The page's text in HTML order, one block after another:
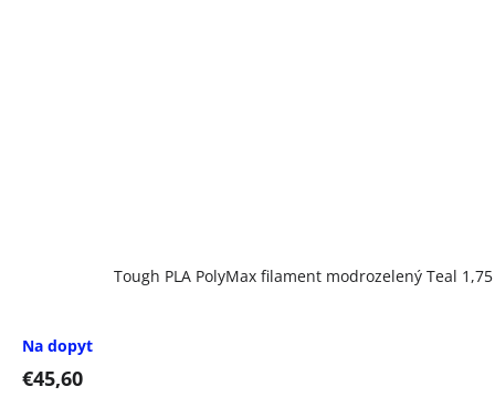
Tough PLA PolyMax filament modrozelený Teal
Na dopyt
€45,60